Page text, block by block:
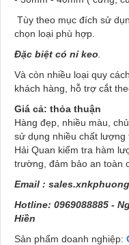
Tùy theo mục đích sử
chọn loại phù hợp.
Đặc biệt có nỉ keo
Và còn nhiều loại quy
khách hàng, hỗ trợ cắt
Giá cả: thỏa thuận
Hàng đẹp, nhiều màu,
sử dụng nhiều chất
Hải Quan kiểm tra hàm
trường, đảm bảo an toàn
Email :
Hotline: 0969088885 -
Hiền
Sản phẩm doanh nghiệp: